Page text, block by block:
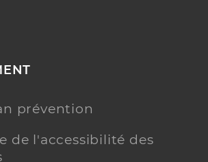
prévention
de l'accessibilité des